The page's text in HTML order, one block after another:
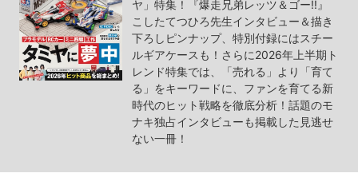
ヤ」特集！『爆走兄弟レッツ＆ゴー!!』
こしたてつひろ先生インタビュー＆描き
下ろしピンナップ、特別付録にはスチー
ルギアケースも！さらに2026年上半期ト
レンド特集では、「売れる」より「育て
る」をキーワードに、ファンを育てる新
時代のヒット戦略を徹底分析！話題のモ
ナキ独占インタビューも掲載した見逃せ
ない一冊！